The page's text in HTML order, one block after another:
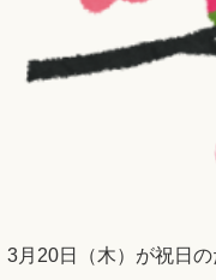
3月20日（木）が祝日の